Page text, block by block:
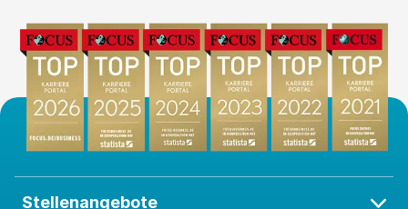
Stellenangebote